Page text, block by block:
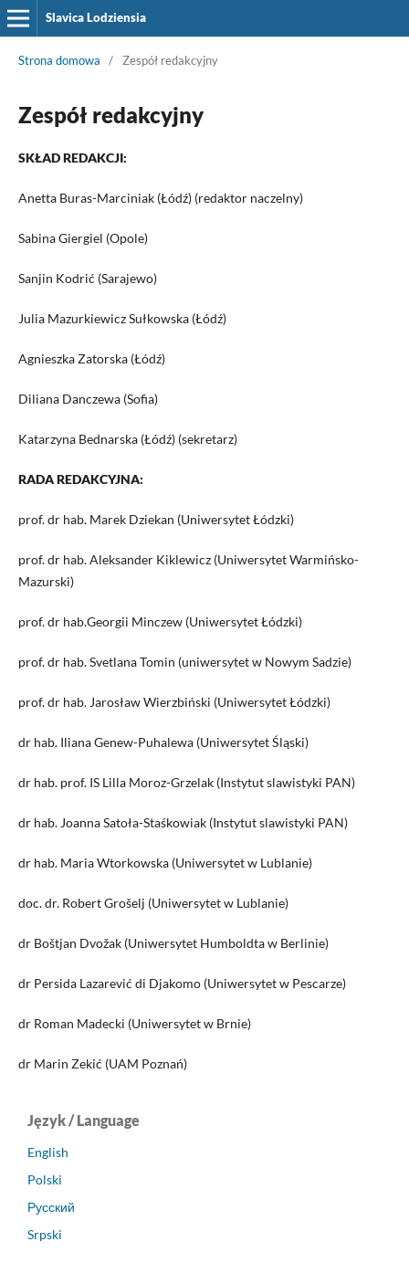
Slavica Lodziensia
Strona domowa / Zespół redakcyjny
Zespół redakcyjny
SKŁAD REDAKCJI:
Anetta Buras-Marciniak (Łódź) (redaktor naczelny)
Sabina Giergiel (Opole)
Sanjin Kodrić (Sarajewo)
Julia Mazurkiewicz Sułkowska (Łódź)
Agnieszka Zatorska (Łódź)
Diliana Danczewa (Sofia)
Katarzyna Bednarska (Łódź) (sekretarz)
RADA REDAKCYJNA:
prof. dr hab. Marek Dziekan (Uniwersytet Łódzki)
prof. dr hab. Aleksander Kiklewicz (Uniwersytet Warmińsko-
Mazurski)
prof. dr hab.Georgii Minczew (Uniwersytet Łódzki)
prof. dr hab. Svetlana Tomin (uniwersytet w Nowym Sadzie)
prof. dr hab. Jarosław Wierzbiński (Uniwersytet Łódzki)
dr hab. Iliana Genew-Puhalewa (Uniwersytet Śląski)
dr hab. prof. IS Lilla Moroz-Grzelak (Instytut slawistyki PAN)
dr hab. Joanna Satoła-Staśkowiak (Instytut slawistyki PAN)
dr hab. Maria Wtorkowska (Uniwersytet w Lublanie)
doc. dr. Robert Grošelj (Uniwersytet w Lublanie)
dr Boštjan Dvožak (Uniwersytet Humboldta w Berlinie)
dr Persida Lazarević di Djakomo (Uniwersytet w Pescarze)
dr Roman Madecki (Uniwersytet w Brnie)
dr Marin Zekić (UAM Poznań)
Język / Language
English
Polski
Русский
Srpski